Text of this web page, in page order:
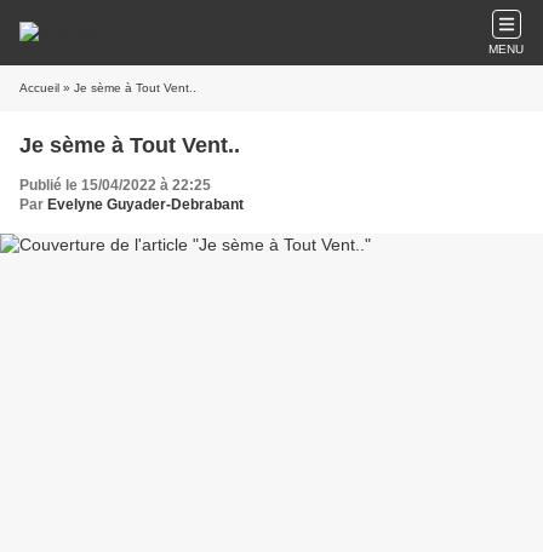
MENU
Accueil » Je sème à Tout Vent..
Je sème à Tout Vent..
Publié le 15/04/2022 à 22:25
Par Evelyne Guyader-Debrabant